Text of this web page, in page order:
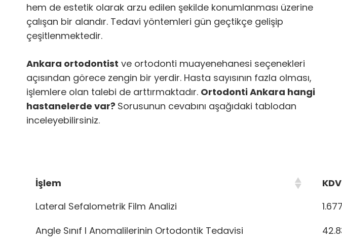
hem de estetik olarak arzu edilen şekilde konumlanması üzerine
çalışan bir alandır. Tedavi yöntemleri gün geçtikçe gelişip
çeşitlenmektedir.
Ankara ortodontist ve ortodonti muayenehanesi seçenekleri
açısından görece zengin bir yerdir. Hasta sayısının fazla olması,
işlemlere olan talebi de arttırmaktadır. Ortodonti Ankara hangi
hastanelerde var? Sorusunun cevabını aşağıdaki tablodan
inceleyebilirsiniz.
İşlem
Lateral Sefalometrik Film Analizi
Angle Sınıf I Anomalilerinin Ortodontik Tedavisi